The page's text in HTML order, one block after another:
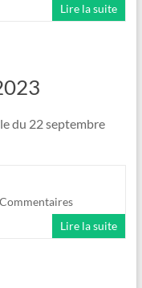
Lire la suite
du 22 septembre
Lire la suite